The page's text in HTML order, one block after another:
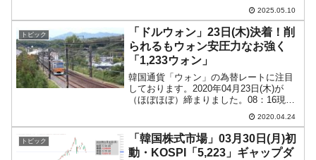
セレクトセールの高額取引馬が稼いだ金額とは？
けています（得票率：文在寅41.08％ vs
洪準杓24.03％の惨敗）。『国民の力』保
守寄りの重鎮議員・洪準杓（ホン・ジュ
ンピョ...
2025.05.10
トピック
「ドルウォン」23日(木)決着！削
られるもウォン安圧力なお強く
「1,233ウォン」
韓国通貨「ウォン」の為替レートに注目
しております。2020年04月23日(木)が
（ほぼほぼ）締まりました。08：16現在
（日本時間）、ドルウォンチャートは以
下のようになっています（チャートは
『Investing.com』より引用）。陽線
で、...
2020.04.24
トピック
「韓国株式市場」03月30日(月)初
動・KOSPI「5,223」ギャップダ